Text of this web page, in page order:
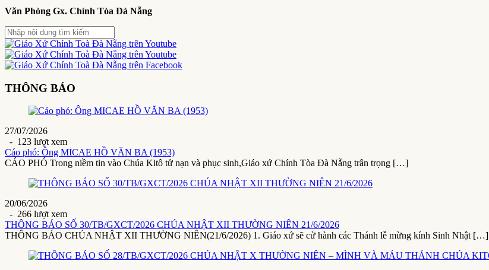
Văn Phòng Gx. Chính Tòa Đà Nẵng
THÔNG BÁO
27/07/2026
- 123 lượt xem
Cáo phó: Ông MICAE HỒ VĂN BA (1953)
CÁO PHÓ Trong niềm tin vào Chúa Kitô tử nạn và phục sinh,Giáo xứ Chính Tòa Đà Nẵng trân trọng […]
20/06/2026
- 266 lượt xem
THÔNG BÁO SỐ 30/TB/GXCT/2026 CHÚA NHẬT XII THƯỜNG NIÊN 21/6/2026
THÔNG BÁO CHÚA NHẬT XII THƯỜNG NIÊN(21/6/2026) 1. Giáo xứ sẽ cử hành các Thánh lễ mừng kính Sinh Nhật […]